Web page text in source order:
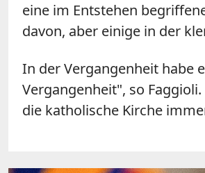
eine im Entstehen
davon, aber einige in der
In der Vergangenheit habe
Vergangenheit", so
die katholische Kirche